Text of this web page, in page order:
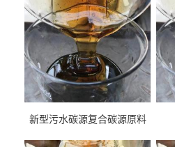
新型污水碳源复合碳源原料